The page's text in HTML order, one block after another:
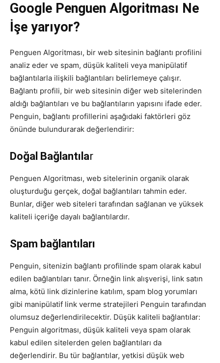
Google Penguen Algoritması Ne
İşe yarıyor?
Penguen Algoritması, bir web sitesinin bağlantı profilini
analiz eder ve spam, düşük kaliteli veya manipülatif
bağlantılarla ilişkili bağlantıları belirlemeye çalışır.
Bağlantı profili, bir web sitesinin diğer web sitelerinden
aldığı bağlantıları ve bu bağlantıların yapısını ifade eder.
Penguin, bağlantı profillerini aşağıdaki faktörleri göz
önünde bulundurarak değerlendirir:
Doğal Bağlantılar
Penguen Algoritması, web sitelerinin organik olarak
oluşturduğu gerçek, doğal bağlantıları tahmin eder.
Bunlar, diğer web siteleri tarafından sağlanan ve yüksek
kaliteli içeriğe dayalı bağlantılardır.
Spam bağlantıları
Penguin, sitenizin bağlantı profilinde spam olarak kabul
edilen bağlantıları tanır. Örneğin link alışverişi, link satın
alma, kötü link dizinlerine katılım, spam blog yorumları
gibi manipülatif link verme stratejileri Penguin tarafından
olumsuz değerlendirilecektir. Düşük kaliteli bağlantılar:
Penguin algoritması, düşük kaliteli veya spam olarak
kabul edilen sitelerden gelen bağlantıları da
değerlendirir. Bu tür bağlantılar, yetkisi düşük web